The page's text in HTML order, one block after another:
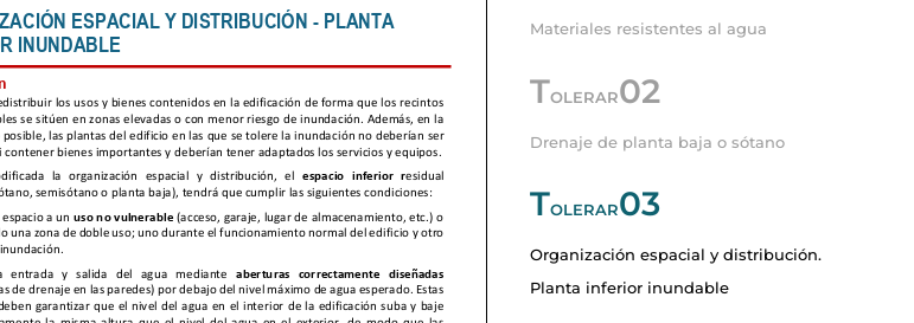
Materiales resistentes al agua
TOLERAR02
Drenaje de planta baja o sótano
TOLERAR03
Organización espacial y distribución.
Planta inferior inundable